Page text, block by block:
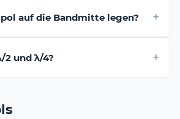
auf die Bandmitte legen?
2 und λ/4?